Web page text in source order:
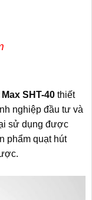
SHT-40 thiết
nghiệp đầu tư và
sử dụng được
phẩm quạt hút